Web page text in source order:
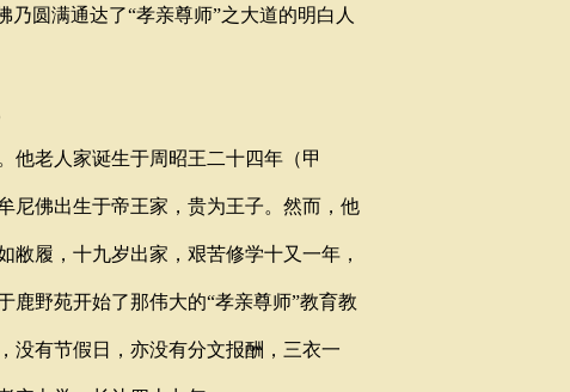
圆满通达了“孝亲尊师”之大道的明白人
老人家诞生于周昭王二十四年（甲
尼佛出生于帝王家，贵为王子。然而，他
履，十九岁出家，艰苦修学十又一年，
鹿野苑开始了那伟大的“孝亲尊师”教育教
没有节假日，亦没有分文报酬，三衣一